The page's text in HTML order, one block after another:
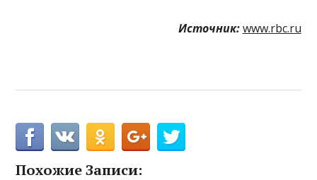
Источник: www.rbc.ru
Похожие Записи: